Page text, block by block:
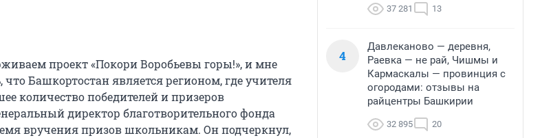
проект «Покори Воробьевы горы!», и мне
Башкортостан является регионом, где учителя
количество победителей и призеров
директор благотворительного фонда
вручения призов школьникам. Он подчеркнул,
37 281 13
4
Давлеканово — деревня,
Раевка — не рай, Чишмы и
Кармаскалы — провинция с
огородами: отзывы на
райцентры Башкирии
32 895 20